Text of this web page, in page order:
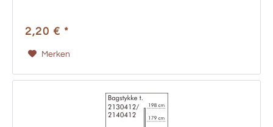
2,20 € *
Merken